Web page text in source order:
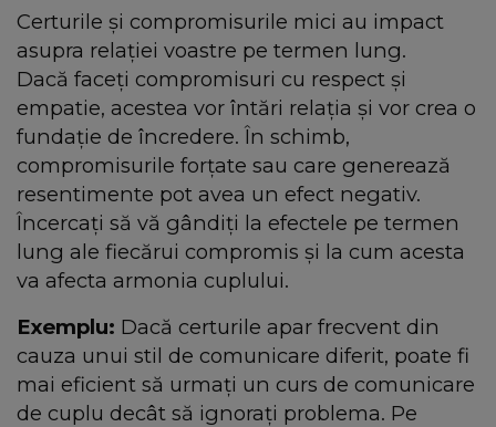
Certurile și compromisurile mici au impact
asupra relației voastre pe termen lung.
Dacă faceți compromisuri cu respect și
empatie, acestea vor întări relația și vor crea o
fundație de încredere. În schimb,
compromisurile forțate sau care generează
resentimente pot avea un efect negativ.
Încercați să vă gândiți la efectele pe termen
lung ale fiecărui compromis și la cum acesta
va afecta armonia cuplului.
Exemplu: Dacă certurile apar frecvent din
cauza unui stil de comunicare diferit, poate fi
mai eficient să urmați un curs de comunicare
de cuplu decât să ignorați problema. Pe